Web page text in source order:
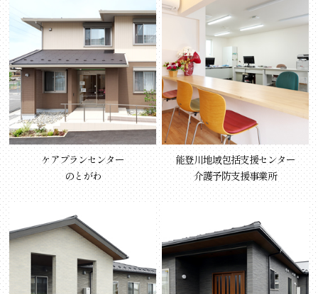
ケアプランセンター
のとがわ
能登川地域包括支援センター
介護予防支援事業所